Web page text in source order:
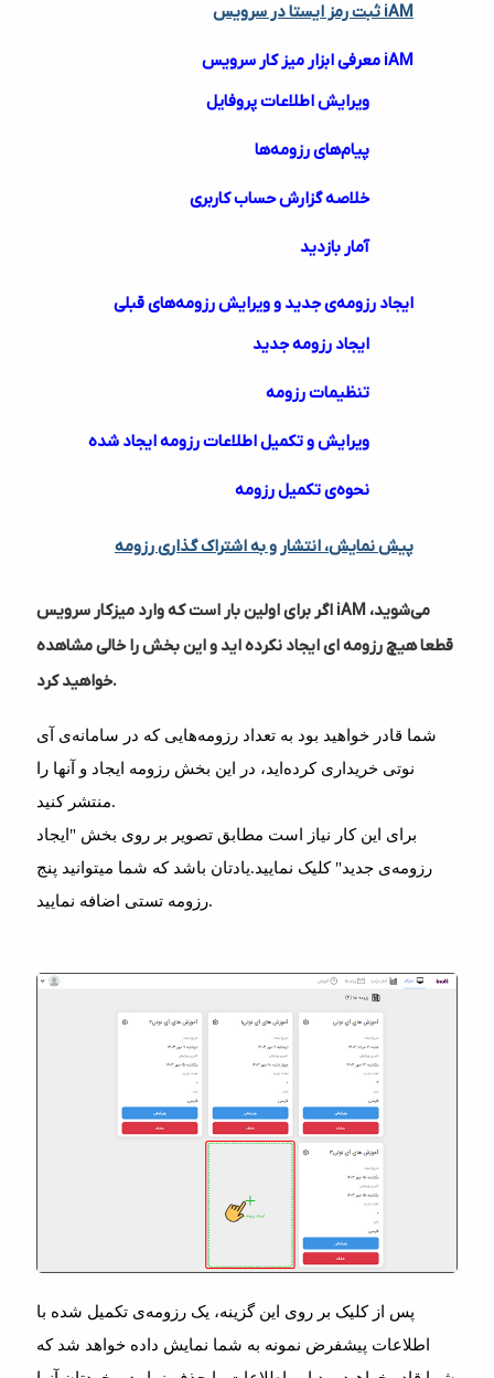
ثبت رمز ایستا در سرویس iAM
معرفی ابزار میز کار سرویس iAM
ویرایش اطلاعات پروفایل
پیام‌های رزومه‌ها
خلاصه گزارش حساب کاربری
آمار بازدید
ایجاد رزومه‌ی جدید و ویرایش رزومه‌های قبلی
ایجاد رزومه جدید
تنظیمات رزومه
ویرایش و تکمیل اطلاعات رزومه ایجاد شده
نحوه‌ی تکمیل رزومه
پیش نمایش، انتشار و به اشتراک گذاری رزومه
اگر برای اولین بار است که وارد میزکار سرویس iAM می‌شوید،
قطعا هیچ رزومه ای ایجاد نکرده اید و این بخش را خالی مشاهده
خواهید کرد.
شما قادر خواهید بود به تعداد رزومه‌هایی که در سامانه‌ی آی
نوتی خریداری کرده‌اید، در این بخش رزومه ایجاد و آنها را
منتشر کنید.
برای این کار نیاز است مطابق تصویر بر روی بخش "ایجاد
رزومه‌ی جدید" کلیک نمایید.یادتان باشد که شما میتوانید پنج
رزومه تستی اضافه نمایید.
پس از کلیک بر روی این گزینه، یک رزومه‌ی تکمیل شده با
اطلاعات پیشفرض نمونه به شما نمایش داده خواهد شد که